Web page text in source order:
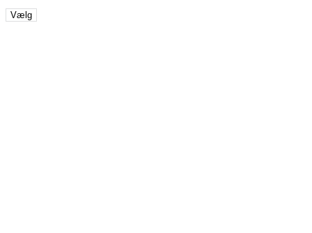
Vælg